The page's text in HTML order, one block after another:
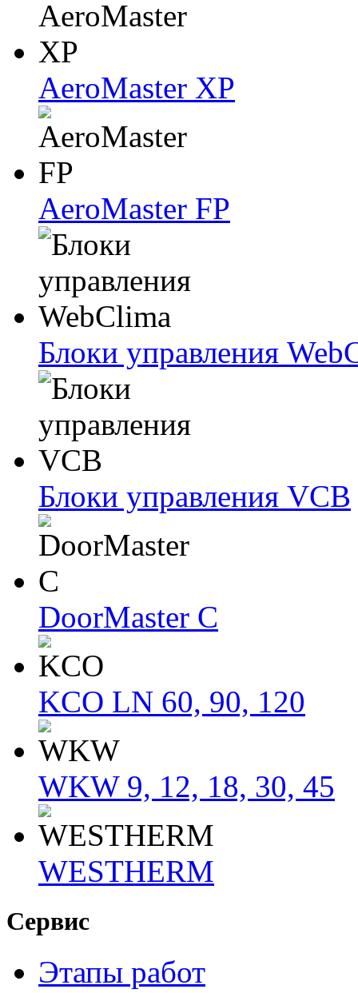
AeroMaster XP
AeroMaster FP
Блоки упрaвлeния
Блоки упрaвлeния VCB
DoorMaster C
KCO LN 60, 90, 120
WKW 9, 12, 18, 30, 45
WESTHERM
Сервис
Этапы работ